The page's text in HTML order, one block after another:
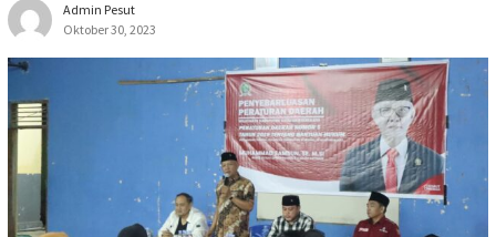
Admin Pesut
Oktober 30, 2023